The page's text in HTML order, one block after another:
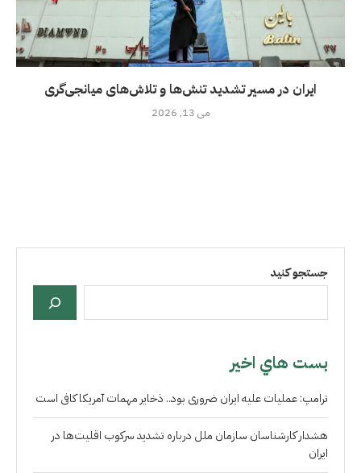
ايران در مسیر تشدید تنش‌ها و تلاش‌های میانجی‌گری
می 13, 2026
جستجو کنید
بست هاي اخير
ترامپ: عملیات علیه ایران ضروری بود.. ذخایر مهمات آمریکا کافی است
هشدار کارشناسان سازمان ملل درباره تشدید سرکوب اقلیت‌ها در
ایران